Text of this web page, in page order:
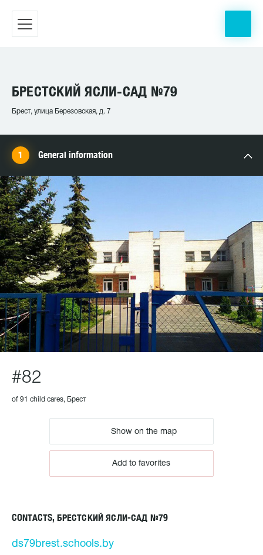
БРЕСТСКИЙ ЯСЛИ-САД №79
Брест, улица Березовская, д. 7
General information
#82
of 91 child cares, Брест
Show on the map
Add to favorites
CONTACTS, БРЕСТСКИЙ ЯСЛИ-САД №79
ds79brest.schools.by